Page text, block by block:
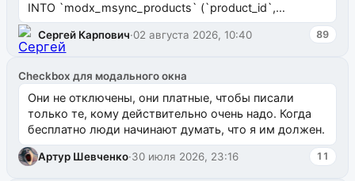
INTO `modx_msync_products` (`product_id`,
`uuid_1c`) VALUES ...
Сергей Карпович·02 августа 2026, 10:40 89
Checkbox для модального окна
Они не отключены, они платные, чтобы писали
только те, кому действительно очень надо. Когда
бесплатно люди начинают думать, что я им должен.
Артур Шевченко·30 июля 2026, 23:16 11